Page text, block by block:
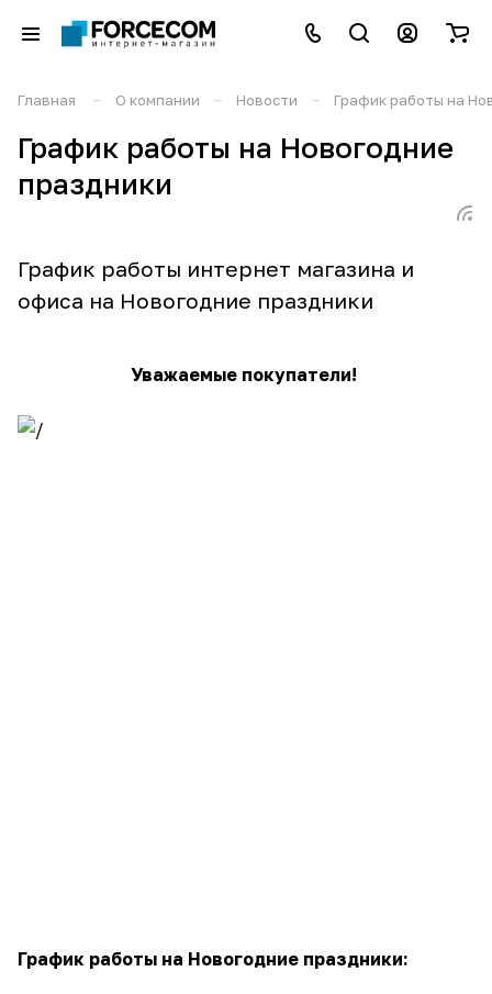
Главная – О компании – Новости – График работы на
График работы на Новогодние
праздники
График работы интернет магазина и
офиса на Новогодние праздники
Уважаемые покупатели!
График работы на Новогодние праздники: